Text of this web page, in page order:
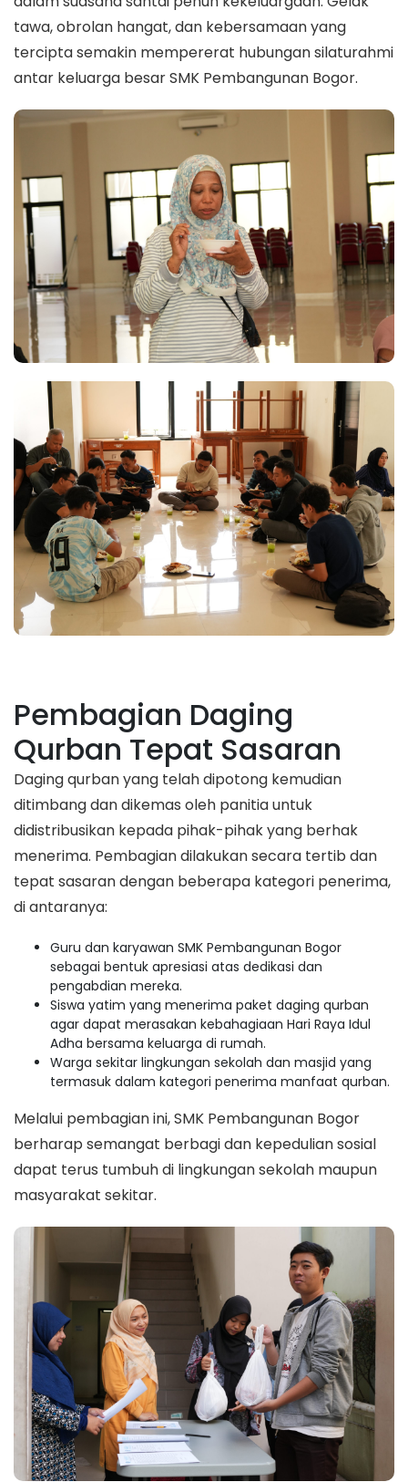
tawa, obrolan hangat, dan kebersamaan yang
tercipta semakin mempererat hubungan silaturahmi
antar keluarga besar SMK Pembangunan Bogor.
Pembagian Daging
Qurban Tepat Sasaran
Daging qurban yang telah dipotong kemudian
ditimbang dan dikemas oleh panitia untuk
didistribusikan kepada pihak-pihak yang berhak
menerima. Pembagian dilakukan secara tertib dan
tepat sasaran dengan beberapa kategori penerima,
di antaranya:
Guru dan karyawan SMK Pembangunan Bogor
sebagai bentuk apresiasi atas dedikasi dan
pengabdian mereka.
Siswa yatim yang menerima paket daging qurban
agar dapat merasakan kebahagiaan Hari Raya Idul
Adha bersama keluarga di rumah.
Warga sekitar lingkungan sekolah dan masjid yang
termasuk dalam kategori penerima manfaat qurban.
Melalui pembagian ini, SMK Pembangunan Bogor
berharap semangat berbagi dan kepedulian sosial
dapat terus tumbuh di lingkungan sekolah maupun
masyarakat sekitar.